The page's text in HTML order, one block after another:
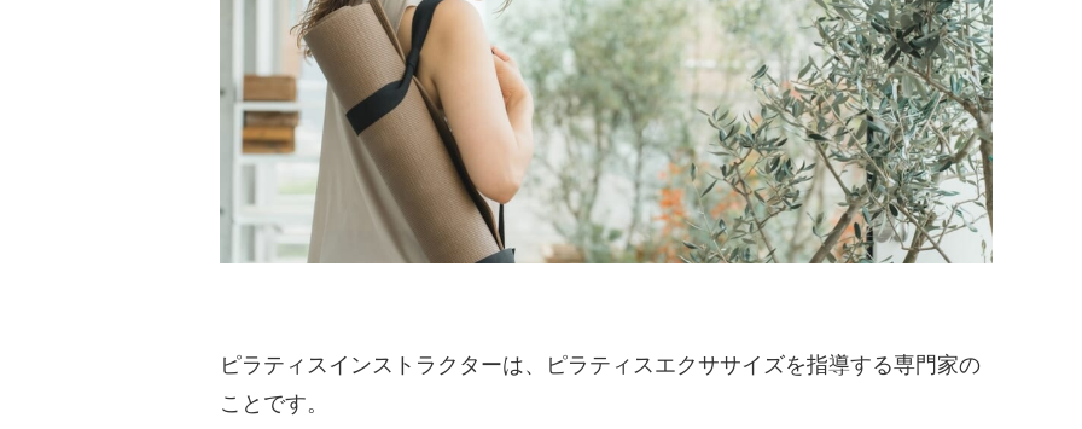
ピラティスインストラクターは、ピラティスエクササイズを指導する専門家の
ことです。